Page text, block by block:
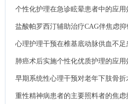
影响.
个性化护理在急诊眩晕患者中的应
分析.
盐酸帕罗西汀辅助治疗CAG伴焦虑
及神经递质水平的影响.
心理护理干预在椎基底动脉供血不
影响.
肺癌术后实施个性化优质护理的应
响分析.
早期系统性心理干预对老年下肢骨
康及应激反应水平的影响.
重性精神病患者的主要照料者的焦